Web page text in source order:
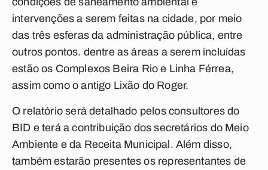
intervenções a serem feitas na cidade, por meio
das três esferas da administração pública, entre
outros pontos. dentre as áreas a serem incluídas
estão os Complexos Beira Rio e Linha Férrea,
assim como o antigo Lixão do Roger.
O relatório será detalhado pelos consultores do
BID e terá a contribuição dos secretários do Meio
Ambiente e da Receita Municipal. Além disso,
também estarão presentes os representantes de